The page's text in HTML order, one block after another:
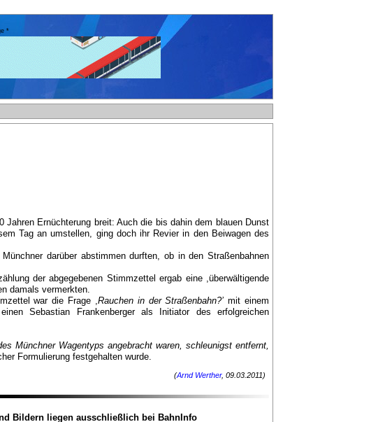
*
Jahren Ernüchterung breit: Auch die bis dahin dem blauen Dunst
Tag an umstellen, ging doch ihr Revier in den Beiwagen des
darüber abstimmen durften, ob in den Straßenbahnen
der abgegebenen Stimmzettel ergab eine ,überwältigende
damals vermerkten.
war die Frage ,Rauchen in der Straßenbahn?’ mit einem
Sebastian Frankenberger als Initiator des erfolgreichen
Münchner Wagentyps angebracht waren, schleunigst entfernt,
Formulierung festgehalten wurde.
(Arnd Werther, 09.03.2011)
Bildern liegen ausschließlich bei BahnInfo